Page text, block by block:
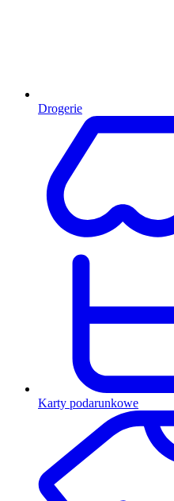
Drogerie
Karty podarunkowe